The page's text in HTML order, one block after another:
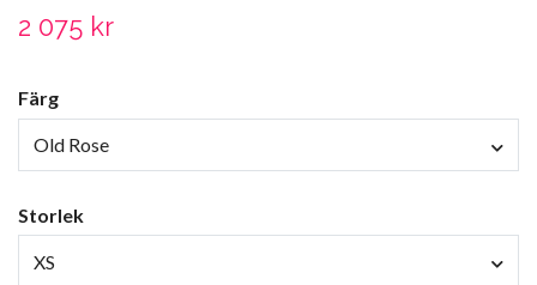
2 075 kr
Färg
Old Rose
Storlek
XS